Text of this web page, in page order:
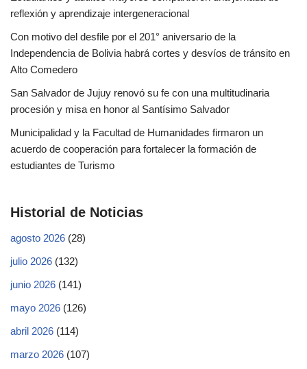
reflexión y aprendizaje intergeneracional
Con motivo del desfile por el 201° aniversario de la
Independencia de Bolivia habrá cortes y desvíos de tránsito en
Alto Comedero
San Salvador de Jujuy renovó su fe con una multitudinaria
procesión y misa en honor al Santísimo Salvador
Municipalidad y la Facultad de Humanidades firmaron un
acuerdo de cooperación para fortalecer la formación de
estudiantes de Turismo
Historial de Noticias
agosto 2026 (28)
julio 2026 (132)
junio 2026 (141)
mayo 2026 (126)
abril 2026 (114)
marzo 2026 (107)